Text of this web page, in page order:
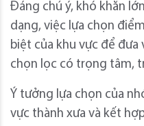
Đáng chú ý, khó khăn
dạng, việc lựa chọn
biệt của khu vực để đưa
chọn lọc có trọng tâm,
Ý tưởng lựa chọn của
vực thành xưa và kết